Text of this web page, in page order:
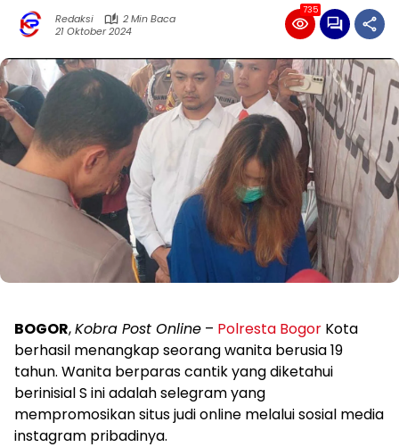
Redaksi
2 Min Baca
21 Oktober 2024
735
BOGOR,Kobra Post Online – Polresta Bogor Kota
berhasil menangkap seorang wanita berusia 19
tahun. Wanita berparas cantik yang diketahui
berinisial S ini adalah selegram yang
mempromosikan situs judi online melalui sosial media
instagram pribadinya.